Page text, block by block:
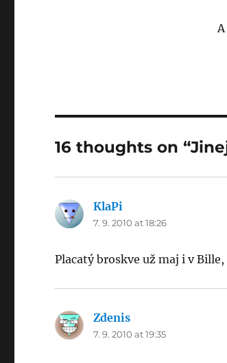
16 thoughts on
KlaPi
7. 9. 2010 at 18:26
Placatý broskve už maj i v
Zdenis
7. 9. 2010 at 19:35